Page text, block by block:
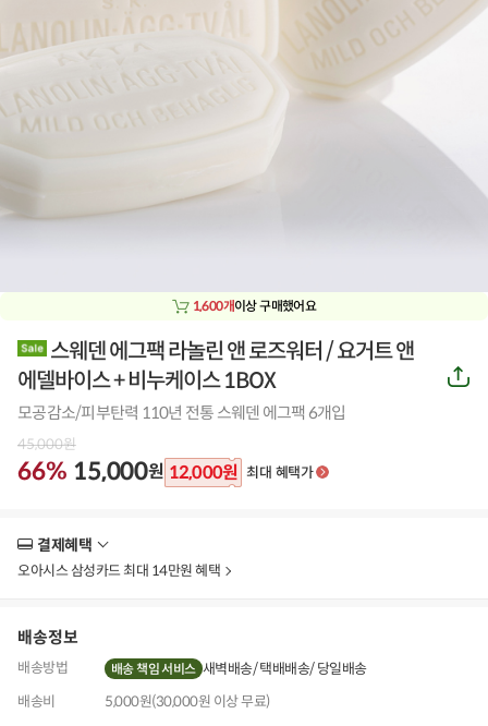
1,600개이상 구매했어요
스웨덴 에그팩 라놀린 앤 로즈워터 / 요거트 앤
에델바이스 + 비누케이스 1BOX
모공감소/피부탄력 110년 전통 스웨덴 에그팩 6개입
45,000원
66% 15,000원 12,000원 최대 혜택가
공
유
결제혜택
보
오아시스 삼성카드 최대 14만원 혜택
배송정보
배송방법 배송 책임 서비스 새벽배송 택배배송 당일배송
배송비
5,000원(30,000원 이상 무료)